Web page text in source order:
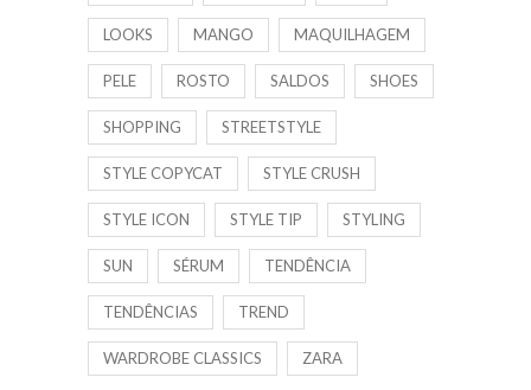
LOOKS MANGO MAQUILHAGEM
PELE ROSTO SALDOS SHOES
SHOPPING STREETSTYLE
STYLE COPYCAT STYLE CRUSH
STYLE ICON STYLE TIP STYLING
SUN SÉRUM TENDÊNCIA
TENDÊNCIAS TREND
WARDROBE CLASSICS ZARA